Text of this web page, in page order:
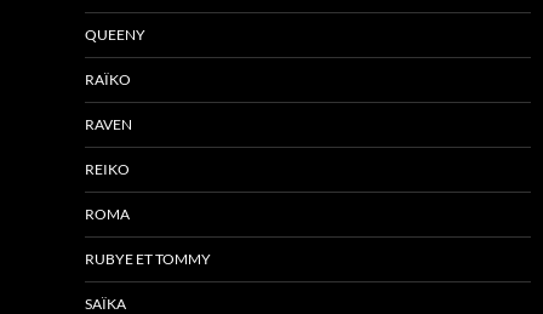
QUEENY
RAÏKO
RAVEN
REIKO
ROMA
RUBYE ET TOMMY
SAÏKA